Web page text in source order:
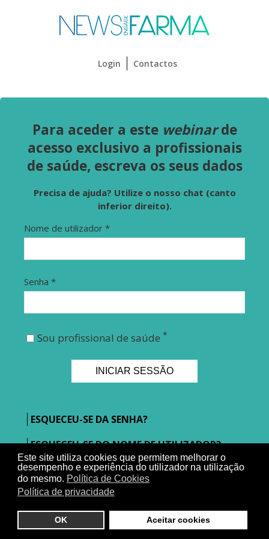
Este site utiliza cookies que permitem melhorar o
desempenho e experiência do utilizador na utilização
do mesmo. Política de Cookies
Política de privacidade
OK Aceitar cookies
Login Contactos
Para aceder a este webinarde
acesso exclusivo a profissionais
de saúde, escreva os seus dados
Precisa de ajuda? Utilize o nosso chat (canto
inferior direito).
Nome de utilizador *
Senha *
Sou profissional de saúde *
INICIAR SESSÃO
ESQUECEU-SE DA SENHA?
ESQUECEU-SE DO NOME DE UTILIZADOR?
AINDA NÃO POSSUI UMA CONTA DE
ACESSO?
News Farma2026 | Todos os direitos reservados | Developed byWebview